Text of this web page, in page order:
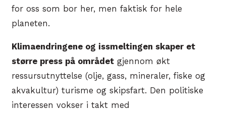
for oss som bor her, men faktisk for hele
planeten.
Klimaendringene og issmeltingen skaper et
større press på området gjennom økt
ressursutnyttelse (olje, gass, mineraler, fiske og
akvakultur) turisme og skipsfart. Den politiske
interessen vokser i takt med